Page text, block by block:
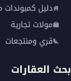
دليل
مولات تجارية
قري ومنتجعات
بحث العقارات